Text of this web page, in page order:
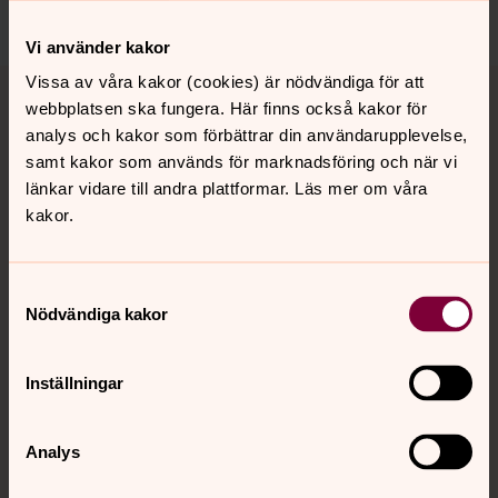
Vi använder kakor
Vissa av våra kakor (cookies) är nödvändiga för att
webbplatsen ska fungera. Här finns också kakor för
analys och kakor som förbättrar din användarupplevelse,
samt kakor som används för marknadsföring och när vi
länkar vidare till andra plattformar. Läs mer om våra
kakor.
Nödvändiga kakor
Inställningar
Analys
Musikskolan i Asperö kyrka
Klaverundervisning
Här erbjuds undervisning i piano och orgel.
Notläsning och musikteori ingår och undervisas på
Eleverna förväntas öva hemma och kunna komma på
lektionerna. De som vill fördjupa sig i orgelspel har